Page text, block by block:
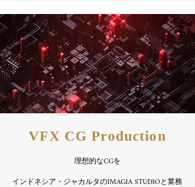
VFX CG Production
理想的なCGを
インドネシア・ジャカルタのIMAGIA STUDIOと業務